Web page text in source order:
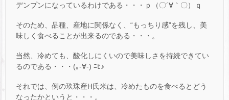
デンプンになっているわけである・・・ｐ（〇´∀｀〇）ｑ
そのため、品種、産地に関係なく、“もっちり感”を残し、美
味しく食べることが出来るのである・・・。
当然、冷めても、酸化しにくいので美味しさを持続できてい
るのである・・・(｡-∀-) ﾆﾋ♪
それでは、例の玖珠産H氏米は、冷めたものを食べるとどう
なったかというと・・・。